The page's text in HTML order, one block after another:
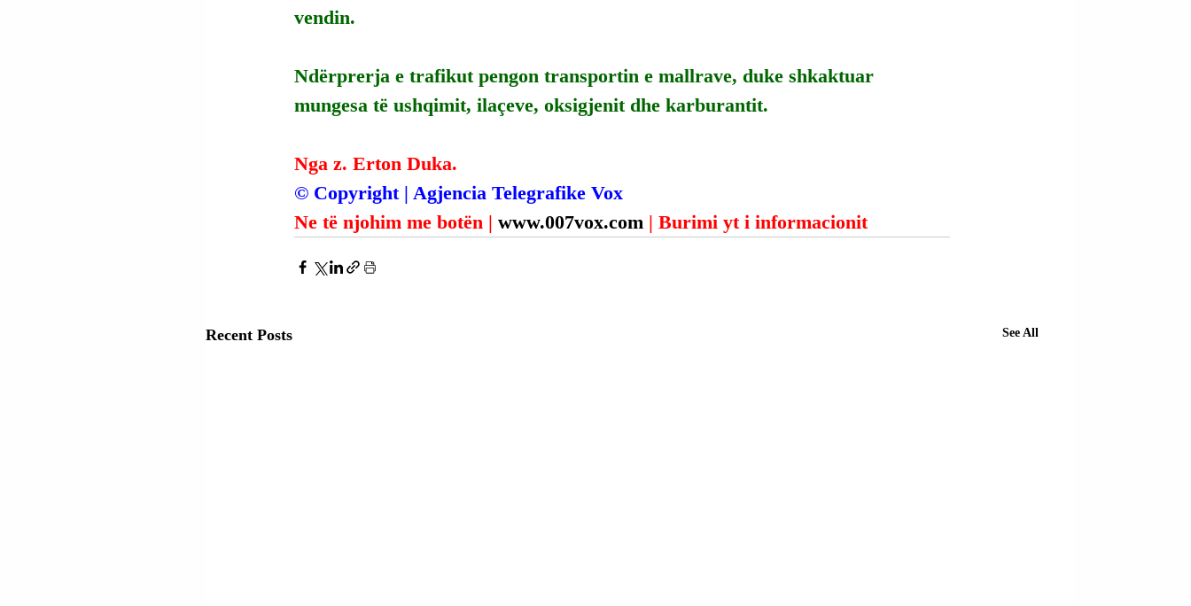
vendin.
Ndërprerja e trafikut pengon transportin e mallrave, duke shkaktuar
mungesa të ushqimit, ilaçeve, oksigjenit dhe karburantit.
Nga z. Erton Duka.
© Copyright | Agjencia Telegrafike Vox
Ne të njohim me botën | www.007vox.com | Burimi yt i informacionit
Recent Posts See All